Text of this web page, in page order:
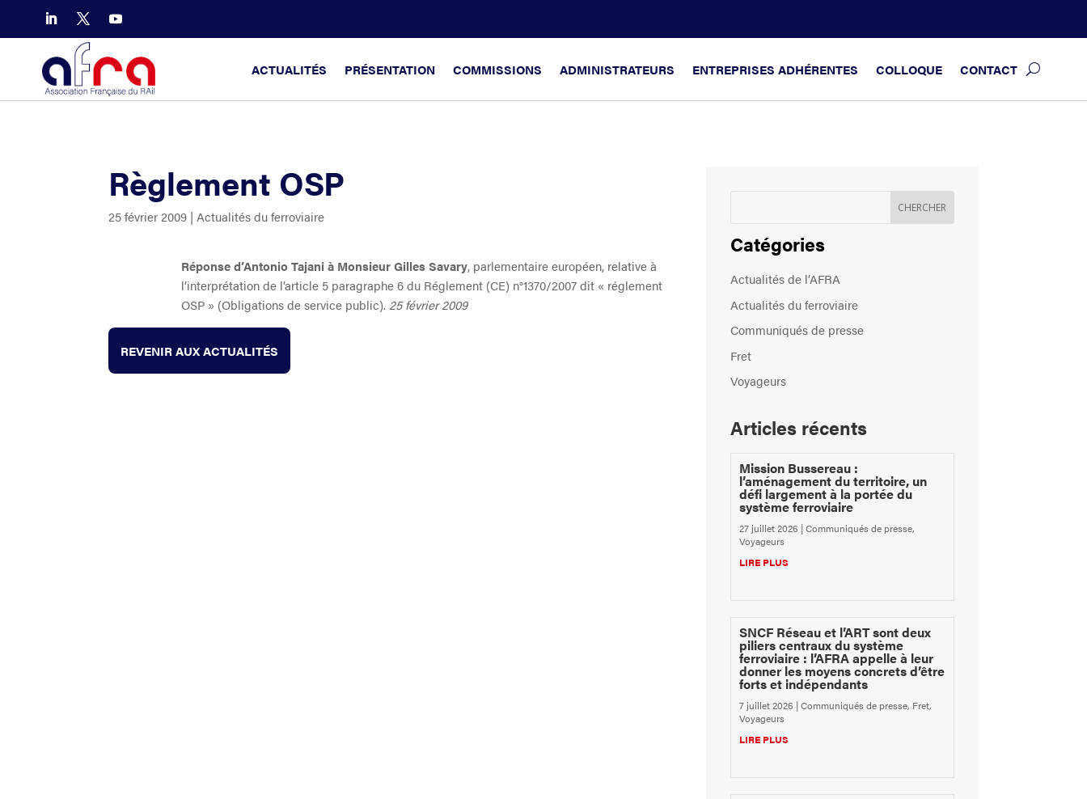
ACTUALITÉS PRÉSENTATION COMMISSIONS ADMINISTRATEURS ENTREPRISES ADHÉRENTES COLLOQUE CONTACT
Règlement OSP
25 février 2009 | Actualités du ferroviaire
Réponse d’Antonio Tajani à Monsieur Gilles Savary, parlementaire européen, relative à
l’interprétation de l’article 5 paragraphe 6 du Réglement (CE) n°1370/2007 dit « réglement
OSP » (Obligations de service public). 25 février 2009
REVENIR AUX ACTUALITÉS
Catégories
Actualités de l’AFRA
Actualités du ferroviaire
Communiqués de presse
Fret
Voyageurs
Articles récents
Mission Bussereau :
l’aménagement du territoire, un
défi largement à la portée du
système ferroviaire
27 juillet 2026 |Communiqués de presse,
Voyageurs
LIRE PLUS
SNCF Réseau et l’ART sont deux
piliers centraux du système
ferroviaire : l’AFRA appelle à leur
donner les moyens concrets d’être
forts et indépendants
7 juillet 2026 |Communiqués de presse, Fret,
Voyageurs
LIRE PLUS